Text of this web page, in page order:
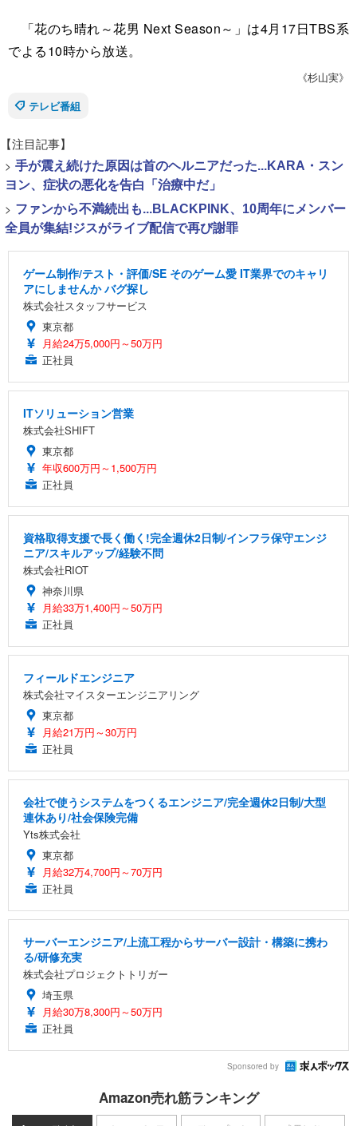
「花のち晴れ～花男 Next Season～」は4月17日TBS系
でよる10時から放送。
《杉山実》
テレビ番組
【注目記事】
> 手が震え続けた原因は首のヘルニアだった...KARA・スン
ヨン、症状の悪化を告白「治療中だ」
> ファンから不満続出も...BLACKPINK、10周年にメンバー
全員が集結!ジスがライブ配信で再び謝罪
ゲーム制作/テスト・評価/SE そのゲーム愛 IT業界でのキャリ
アにしませんか バグ探し
株式会社スタッフサービス
東京都
月給24万5,000円～50万円
正社員
ITソリューション営業
株式会社SHIFT
東京都
年収600万円～1,500万円
正社員
資格取得支援で長く働く!完全週休2日制/インフラ保守エンジ
ニア/スキルアップ/経験不問
株式会社RIOT
神奈川県
月給33万1,400円～50万円
正社員
フィールドエンジニア
株式会社マイスターエンジニアリング
東京都
月給21万円～30万円
正社員
会社で使うシステムをつくるエンジニア/完全週休2日制/大型
連休あり/社会保険完備
Yts株式会社
東京都
月給32万4,700円～70万円
正社員
サーバーエンジニア/上流工程からサーバー設計・構築に携わ
る/研修充実
株式会社プロジェクトトリガー
埼玉県
月給30万8,300円～50万円
正社員
Sponsored by
Amazon売れ筋ランキング